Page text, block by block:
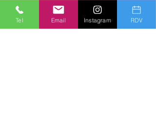
Association française de Psychanalyse
et Psychothérapie intégrative
Tel Email Instagram RDV